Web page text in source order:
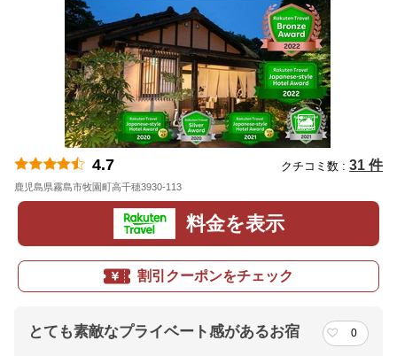
4.7 クチコミ数 : 31 件
鹿児島県霧島市牧園町高千穂3930-113
料金を表示
割引クーポンをチェック
とても素敵なプライベート感があるお宿 0